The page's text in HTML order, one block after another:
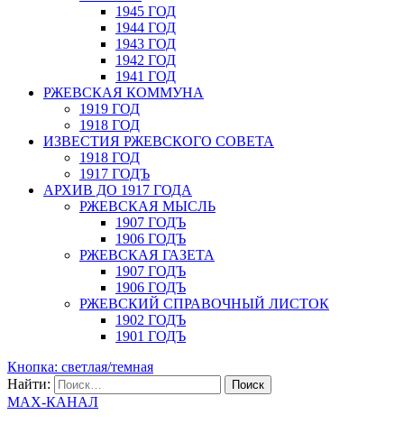
1945 ГОД
1944 ГОД
1943 ГОД
1942 ГОД
1941 ГОД
РЖЕВСКАЯ КОММУНА
1919 ГОД
1918 ГОД
ИЗВЕСТИЯ РЖЕВСКОГО СОВЕТА
1918 ГОД
1917 ГОДЪ
АРХИВ ДО 1917 ГОДА
РЖЕВСКАЯ МЫСЛЬ
1907 ГОДЪ
1906 ГОДЪ
РЖЕВСКАЯ ГАЗЕТА
1907 ГОДЪ
1906 ГОДЪ
РЖЕВСКИЙ СПРАВОЧНЫЙ ЛИСТОК
1902 ГОДЪ
1901 ГОДЪ
Кнопка: светлая/темная
Найти:
MAX-КАНАЛ